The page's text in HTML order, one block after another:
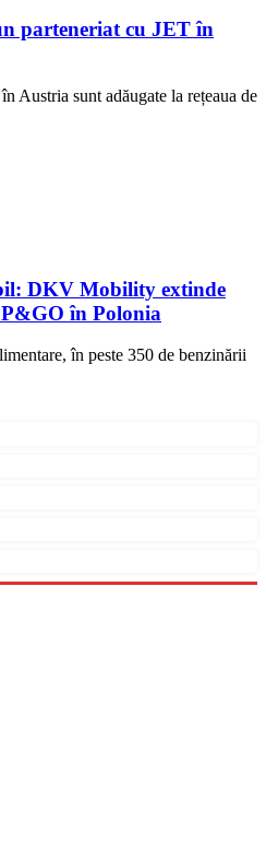
parteneriat cu JET în
Austria sunt adăugate la rețeaua de
DKV Mobility extinde
în Polonia
în peste 350 de benzinării